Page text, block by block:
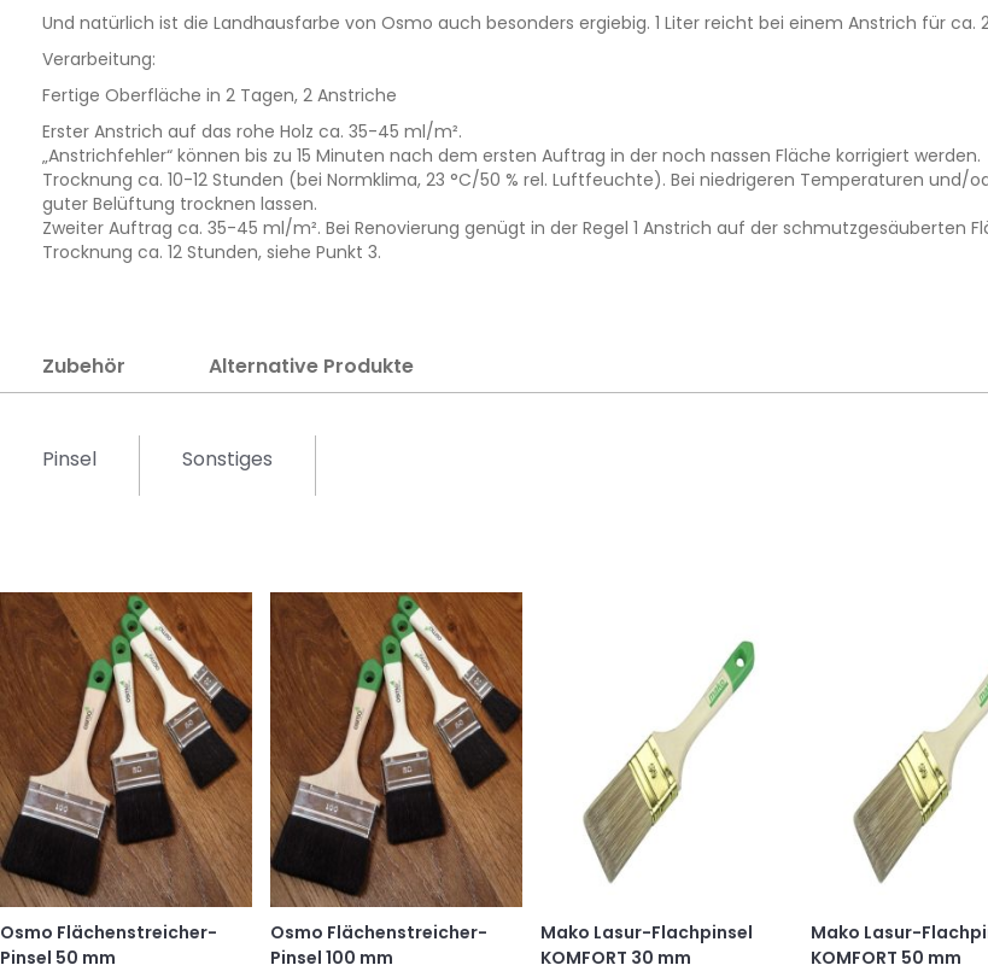
Und natürlich ist die Landhausfarbe von Osmo auch besonders ergiebig. 1 Liter reicht bei einem Anstrich für ca.
Verarbeitung:
Fertige Oberfläche in 2 Tagen, 2 Anstriche
Erster Anstrich auf das rohe Holz ca. 35-45 ml/m².
„Anstrichfehler“ können bis zu 15 Minuten nach dem ersten Auftrag in der noch nassen Fläche korrigiert werden.
Trocknung ca. 10-12 Stunden (bei Normklima, 23 °C/50 % rel. Luftfeuchte). Bei niedrigeren Temperaturen
guter Belüftung trocknen lassen.
Zweiter Auftrag ca. 35-45 ml/m². Bei Renovierung genügt in der Regel 1 Anstrich auf der schmutzgesäuberten
Trocknung ca. 12 Stunden, siehe Punkt 3.
Zubehör
Pinsel
Osmo Flächenstreicher-
Pinsel 50 mm
Osmo Flächenstreicher-
Pinsel 100 mm
Mako Lasur-Flachpinsel
KOMFORT 30 mm
Mako Lasur-
KOMFORT 50 mm
Sonstiges
Alternative Produkte